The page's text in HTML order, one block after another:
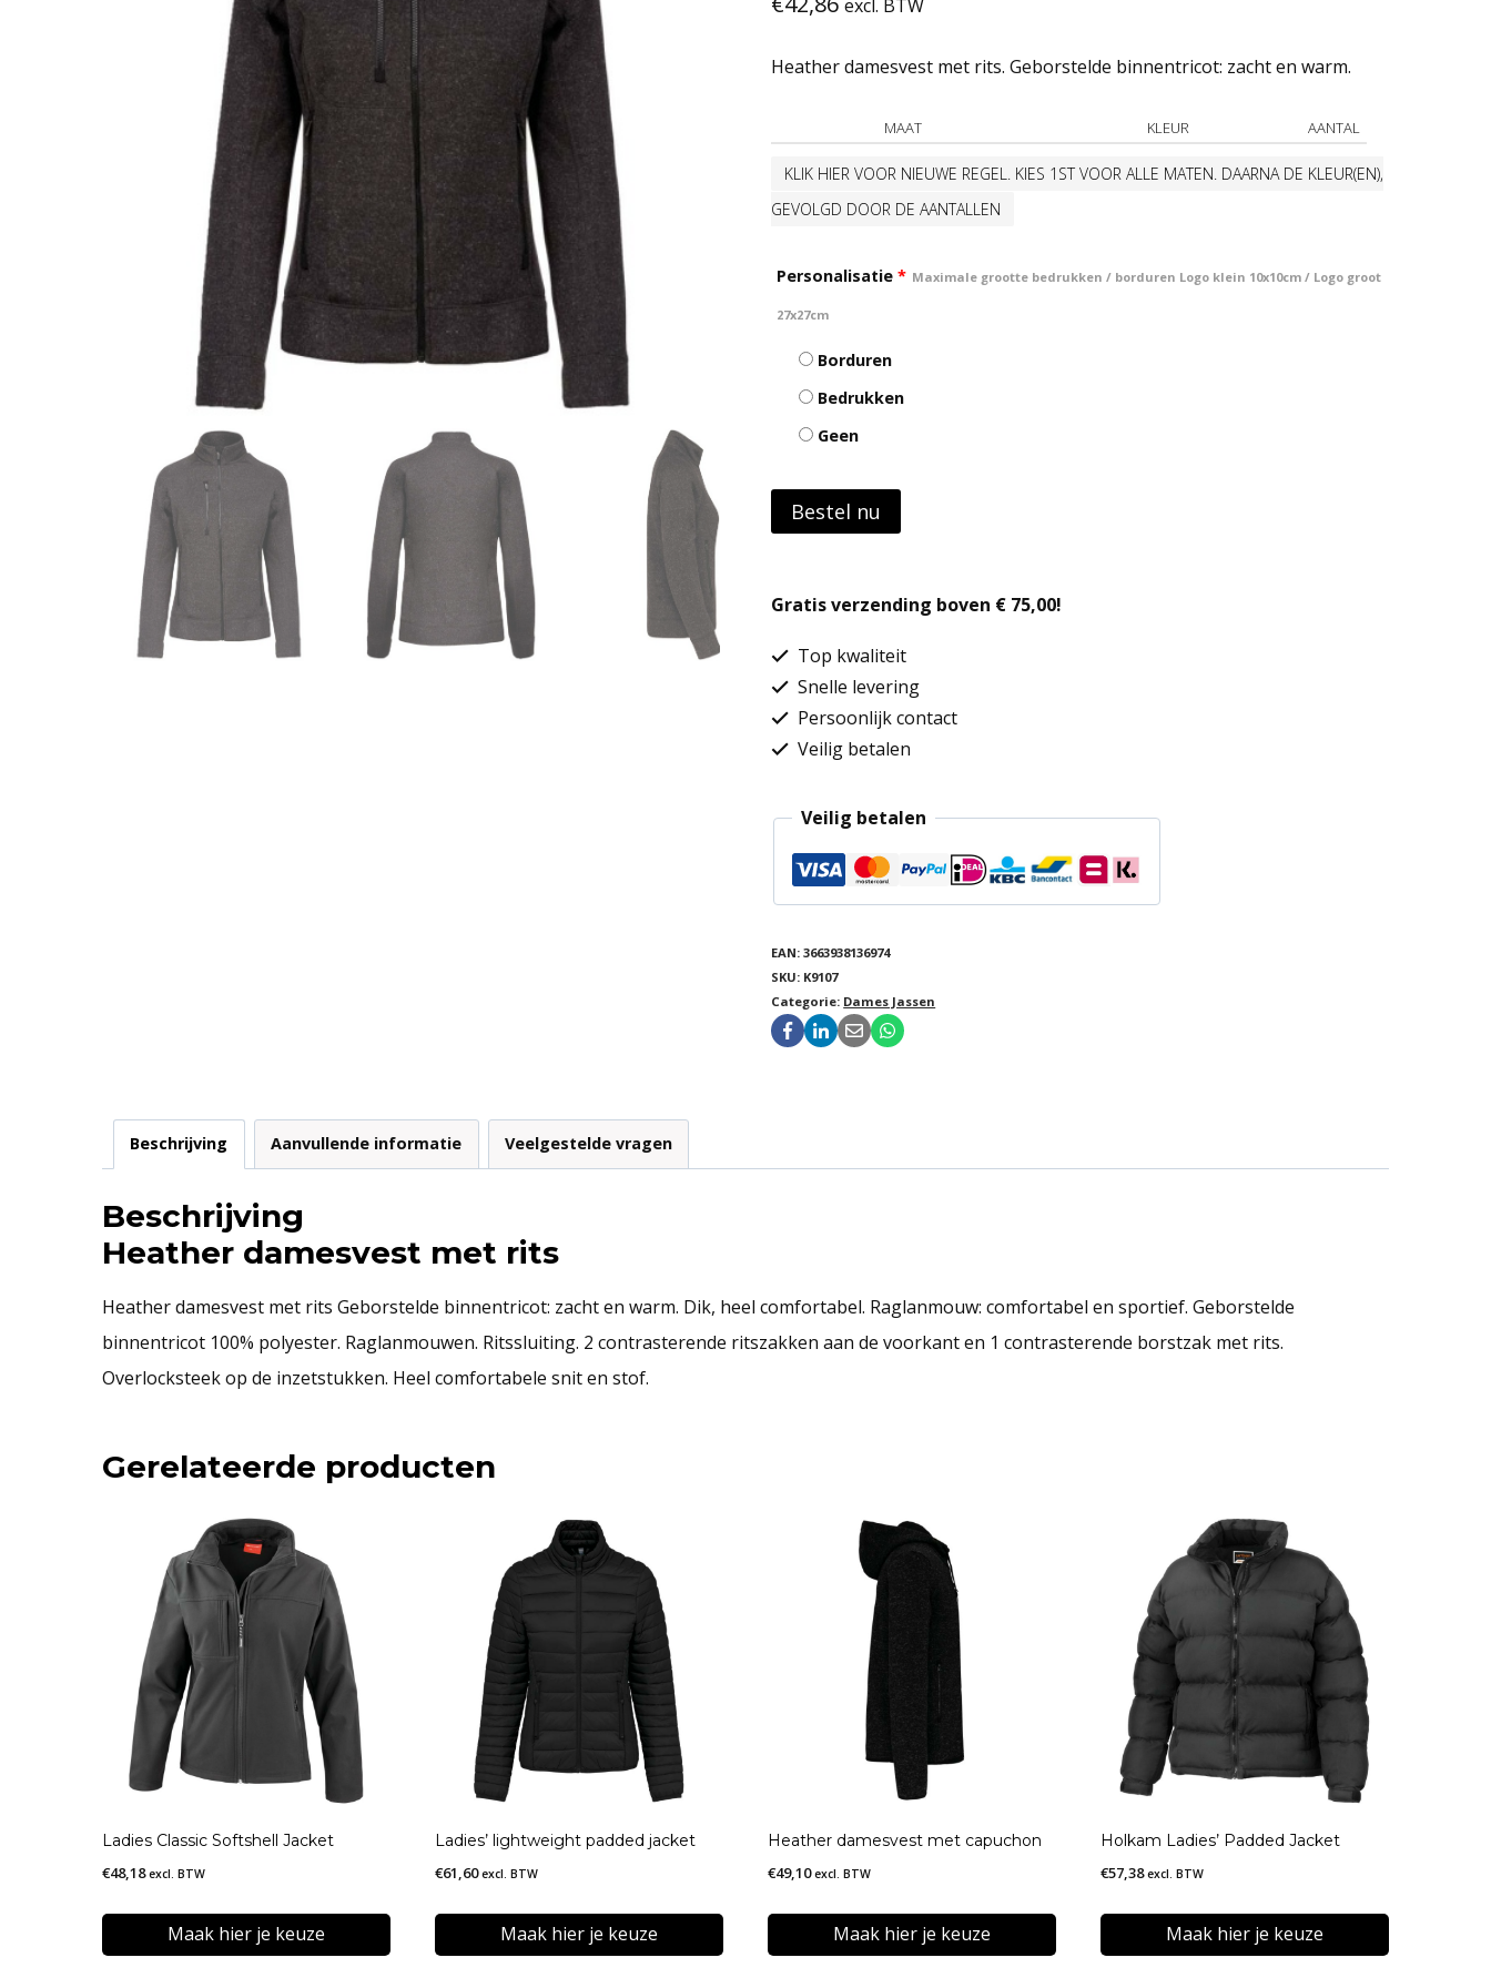
excl. BTW
Heather damesvest met rits. Geborstelde binnentricot: zacht en warm.
MAAT KLEUR AANTAL
KLIK HIER VOOR NIEUWE REGEL. KIES 1ST VOOR ALLE MATEN. DAARNA DE KLEUR(EN),
GEVOLGD DOOR DE AANTALLEN
Personalisatie * Maximale grootte bedrukken / borduren Logo klein 10x10cm / Logo groot
27x27cm
Borduren
Bedrukken
Geen
Bestel nu
Gratis verzending boven € 75,00!
Top kwaliteit
Snelle levering
Persoonlijk contact
Veilig betalen
Veilig betalen
EAN:3663938136974
SKU: K9107
Categorie: Dames Jassen
Beschrijving Aanvullende informatie Veelgestelde vragen
Beschrijving
Heather damesvest met rits
Heather damesvest met rits Geborstelde binnentricot: zacht en warm. Dik, heel comfortabel. Raglanmouw: comfortabel en sportief. Geborstelde
binnentricot 100% polyester. Raglanmouwen. Ritssluiting. 2 contrasterende ritszakken aan de voorkant en 1 contrasterende borstzak met rits.
Overlocksteek op de inzetstukken. Heel comfortabele snit en stof.
Gerelateerde producten
Ladies Classic Softshell Jacket
€48,18 excl. BTW
Maak hier je keuze
Ladies’ lightweight padded jacket
€61,60 excl. BTW
Maak hier je keuze
Heather damesvest met capuchon
€49,10 excl. BTW
Maak hier je keuze
Holkam Ladies’ Padded Jacket
€57,38 excl. BTW
Maak hier je keuze